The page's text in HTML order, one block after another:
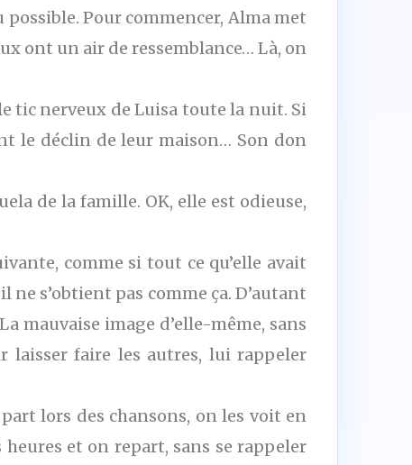
Pour commencer, Alma met
ont un air de ressemblance… Là, on
tic nerveux de Luisa toute la nuit. Si
le déclin de leur maison… Son don
de la famille. OK, elle est odieuse,
comme si tout ce qu’elle avait
s’obtient pas comme ça. D’autant
mauvaise image d’elle-même, sans
laisser faire les autres, lui rappeler
lors des chansons, on les voit en
et on repart, sans se rappeler